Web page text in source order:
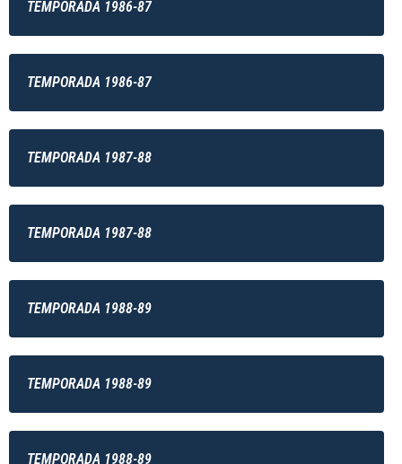
TEMPORADA 1986-87
TEMPORADA 1986-87
TEMPORADA 1987-88
TEMPORADA 1987-88
TEMPORADA 1988-89
TEMPORADA 1988-89
TEMPORADA 1988-89